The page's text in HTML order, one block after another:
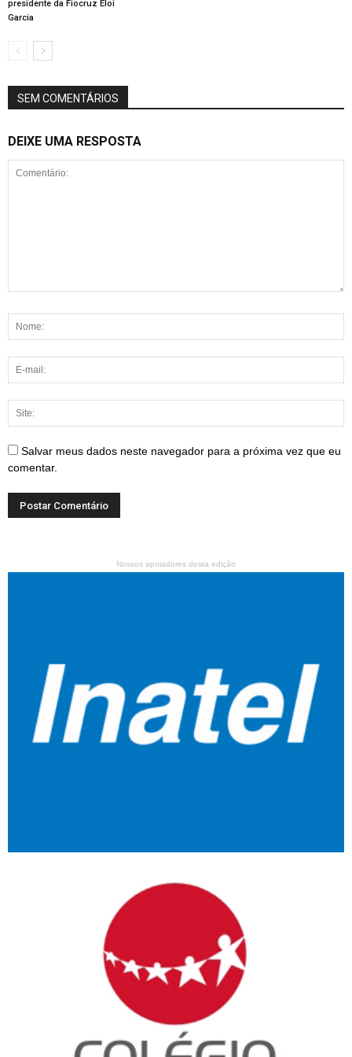
presidente da Fiocruz Eloi
Garcia
SEM COMENTÁRIOS
DEIXE UMA RESPOSTA
Salvar meus dados neste navegador para a próxima vez que eu
comentar.
Nossos apoiadores desta edição